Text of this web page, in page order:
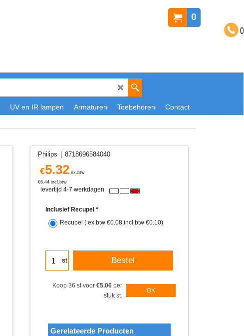
0
UV en IR lampen Armaturen Toebehoren Contact
Philips 8718696584040
€5.32 ex.btw
€6.44 incl.btw
levertijd 4-7 werkdagen
Inclusief Recupel *
Recupel ( ex.btw €0.08,incl.btw €0.10)
st Bestel
Koop 36 st voor €5.06per
stuk st.
OK
Gerelateerde Producten